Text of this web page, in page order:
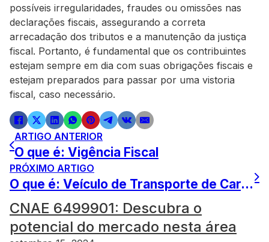
possíveis irregularidades, fraudes ou omissões nas
declarações fiscais, assegurando a correta
arrecadação dos tributos e a manutenção da justiça
fiscal. Portanto, é fundamental que os contribuintes
estejam sempre em dia com suas obrigações fiscais e
estejam preparados para passar por uma vistoria
fiscal, caso necessário.
ARTIGO ANTERIOR
O que é: Vigência Fiscal
PRÓXIMO ARTIGO
O que é: Veículo de Transporte de Carga (aspectos fiscais)
CNAE 6499901: Descubra o
potencial do mercado nesta área